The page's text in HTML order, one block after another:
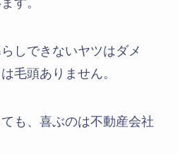
す。
しできないヤツはダメ
毛頭ありません。
も、喜ぶのは不動産会社